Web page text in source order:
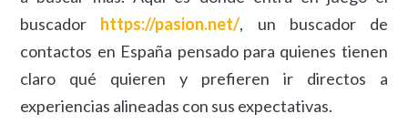
buscador https://pasion.net/, un buscador de
contactos en España pensado para quienes tienen
claro qué quieren y prefieren ir directos a
experiencias alineadas con sus expectativas.